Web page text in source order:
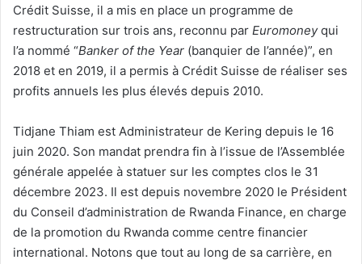
Crédit Suisse, il a mis en place un programme de
restructuration sur trois ans, reconnu par Euromoneyqui
l’a nommé “Banker of the Year (banquier de l’année)”, en
2018 et en 2019, il a permis à Crédit Suisse de réaliser ses
profits annuels les plus élevés depuis 2010.
Tidjane Thiam est Administrateur de Kering depuis le 16
juin 2020. Son mandat prendra fin à l’issue de l’Assemblée
générale appelée à statuer sur les comptes clos le 31
décembre 2023. Il est depuis novembre 2020 le Président
du Conseil d’administration de Rwanda Finance, en charge
de la promotion du Rwanda comme centre financier
international. Notons que tout au long de sa carrière, en